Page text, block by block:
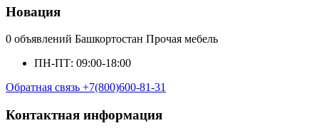
Новация
0 объявлений Башкортостан Прочая мебель
ПН-ПТ: 09:00-18:00
Обратная связь +7(800)600-81-31
Контактная информация